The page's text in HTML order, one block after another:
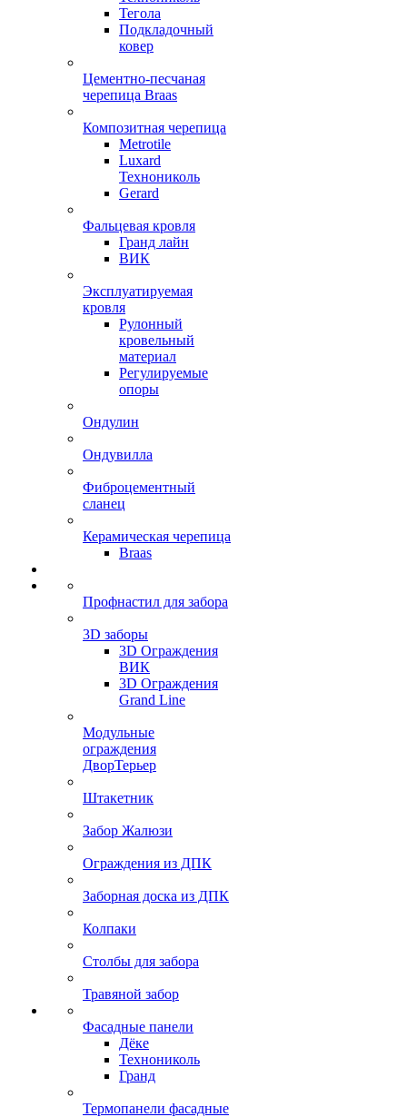
Тегола
Подкладочный
ковер
Цементно-песчаная
черепица Braas
Композитная черепица
Metrotile
Luxard
Технониколь
Gerard
Фальцевая кровля
Гранд лайн
ВИК
Эксплуатируемая
кровля
Рулонный
кровельный
материал
Регулируемые
опоры
Ондулин
Ондувилла
Фиброцементный
сланец
Керамическая черепица
Braas
Профнастил для забора
3D заборы
3D Ограждения
ВИК
3D Ограждения
Grand Line
Модульные
ограждения
ДворТерьер
Штакетник
Забор Жалюзи
Ограждения из ДПК
Заборная доска из ДПК
Колпаки
Столбы для забора
Травяной забор
Фасадные панели
Дёке
Технониколь
Гранд
Термопанели фасадные